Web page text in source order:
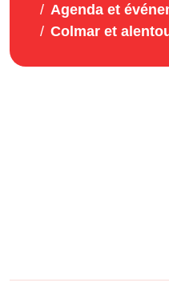
Agenda et
Colmar et